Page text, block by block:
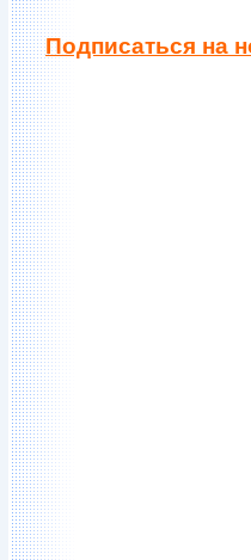
Подписаться на